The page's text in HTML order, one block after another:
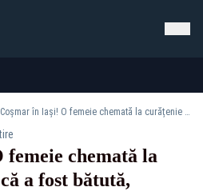
Coșmar în Iași! O femeie chemată la curățenie susține că a fost bătută, sechestrată și violată
chemată la
a fost bătută,